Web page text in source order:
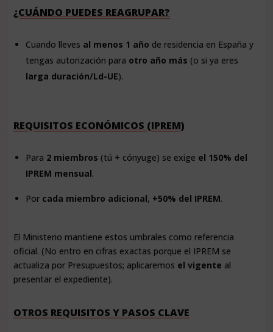
¿CUÁNDO PUEDES REAGRUPAR?
Cuando lleves al menos 1 año de residencia en España y
tengas autorización para otro año más (o si ya eres
larga duración/Ld-UE).
REQUISITOS ECONÓMICOS (IPREM)
Para 2 miembros (tú + cónyuge) se exige el 150% del
IPREM mensual.
Por cada miembro adicional, +50% del IPREM.
El Ministerio mantiene estos umbrales como referencia
oficial. (No entro en cifras exactas porque el IPREM se
actualiza por Presupuestos; aplicaremos el vigente al
presentar el expediente).
OTROS REQUISITOS Y PASOS CLAVE